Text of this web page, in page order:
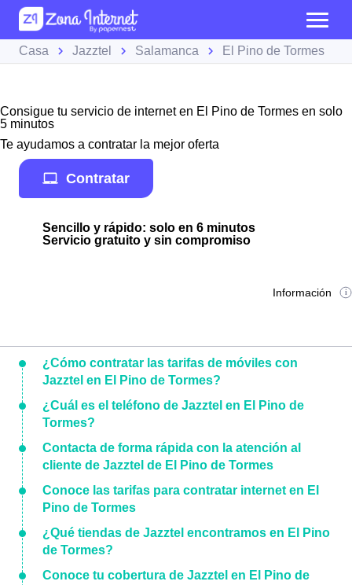
Casa Jazztel Salamanca El Pino de Tormes
Consigue tu servicio de internet en El Pino de Tormes en solo
5 minutos
Te ayudamos a contratar la mejor oferta
Contratar
Sencillo y rápido: solo en 6 minutos
Servicio gratuito y sin compromiso
Información
¿Cómo contratar las tarifas de móviles con
Jazztel en El Pino de Tormes?
¿Cuál es el teléfono de Jazztel en El Pino de
Tormes?
Contacta de forma rápida con la atención al
cliente de Jazztel de El Pino de Tormes
Conoce las tarifas para contratar internet en El
Pino de Tormes
¿Qué tiendas de Jazztel encontramos en El Pino
de Tormes?
Conoce tu cobertura de Jazztel en El Pino de